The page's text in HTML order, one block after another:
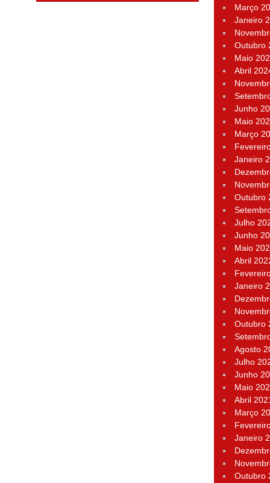
Março
Janeiro
Outubro
Maio
Abril
Junho
Maio
Março
Janeiro
Outubro
Julho
Junho
Maio
Abril
Janeiro
Outubro
Agosto
Julho
Junho
Maio
Abril
Março
Janeiro
Outubro